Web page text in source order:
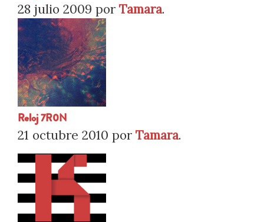
28 julio 2009 por Tamara.
Reloj 7R0N
21 octubre 2010 por Tamara.